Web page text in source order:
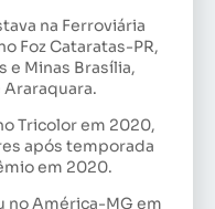
na Ferroviária
Foz Cataratas-PR,
e Minas Brasília,
Tricolor em 2020,
após temporada
em 2020.
no América-MG em